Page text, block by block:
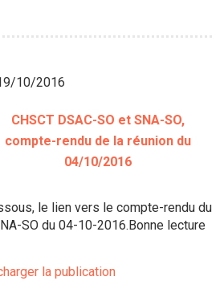
10/2016
CHSCT DSAC-SO et SNA-SO,
compte-rendu de la réunion du
04/10/2016
le lien vers le compte-rendu du
SO du 04-10-2016.Bonne lecture
la publication